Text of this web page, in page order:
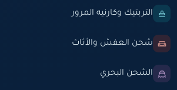
التربتيك وكارنيه المرور
شحن العفش والأثاث
الشحن البحري